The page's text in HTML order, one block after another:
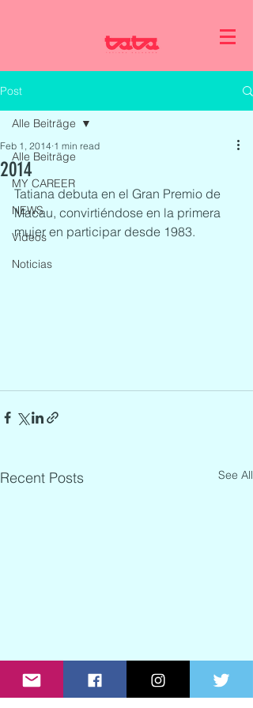
Post
Alle Beiträge
MY CAREER
NEWS
Videos
Noticias
Alle Beiträge
2014
Feb 1, 2014 1 min read
Tatiana debuta en el Gran Premio de
Macau, convirtiéndose en la primera
mujer en participar desde 1983.
Recent Posts See All